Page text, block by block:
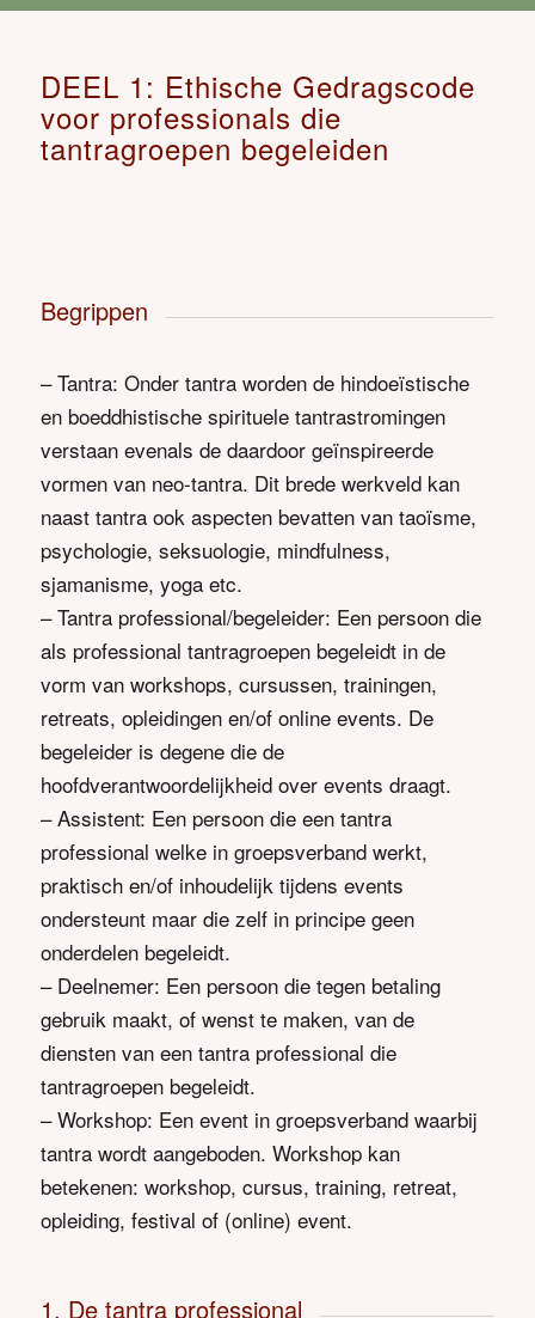
DEEL 1: Ethische Gedragscode
voor professionals die
tantragroepen begeleiden
Begrippen
– Tantra: Onder tantra worden de hindoeïstische
en boeddhistische spirituele tantrastromingen
verstaan evenals de daardoor geïnspireerde
vormen van neo-tantra. Dit brede werkveld kan
naast tantra ook aspecten bevatten van taoïsme,
psychologie, seksuologie, mindfulness,
sjamanisme, yoga etc.
– Tantra professional/begeleider: Een persoon die
als professional tantragroepen begeleidt in de
vorm van workshops, cursussen, trainingen,
retreats, opleidingen en/of online events. De
begeleider is degene die de
hoofdverantwoordelijkheid over events draagt.
– Assistent: Een persoon die een tantra
professional welke in groepsverband werkt,
praktisch en/of inhoudelijk tijdens events
ondersteunt maar die zelf in principe geen
onderdelen begeleidt.
– Deelnemer: Een persoon die tegen betaling
gebruik maakt, of wenst te maken, van de
diensten van een tantra professional die
tantragroepen begeleidt.
– Workshop: Een event in groepsverband waarbij
tantra wordt aangeboden. Workshop kan
betekenen: workshop, cursus, training, retreat,
opleiding, festival of (online) event.
1. De tantra professional